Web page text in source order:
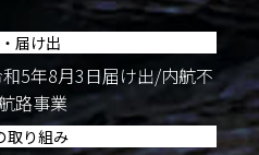
届け出
5年8月3日届け出/内航不
路事業
取り組み